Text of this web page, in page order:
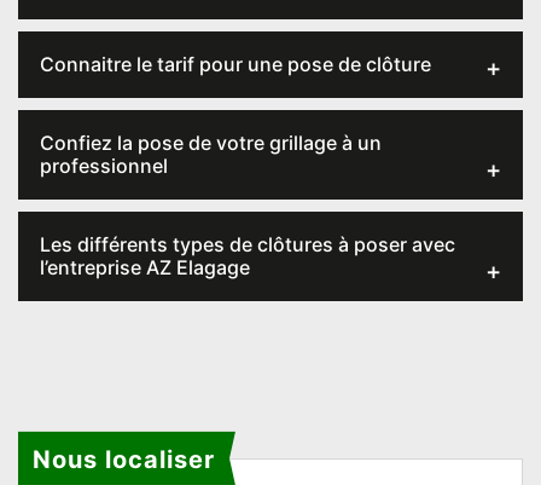
Connaitre le tarif pour une pose de clôture
Confiez la pose de votre grillage à un
professionnel
Les différents types de clôtures à poser avec
l’entreprise AZ Elagage
Nous localiser